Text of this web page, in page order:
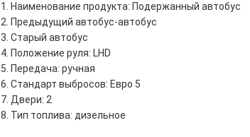
Наименование продукта: Подержанный автобус
Предыдущий автобус-автобус
Старый автобус
Положение руля: LHD
Передача: ручная
Стандарт выбросов: Евро 5
Двери: 2
Тип топлива: дизельное